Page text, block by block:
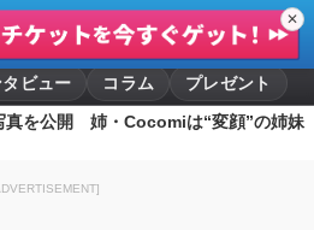
✕
タビュー コラム
プレゼント
真を公開 姉・Cocomiは“変顔”の姉妹